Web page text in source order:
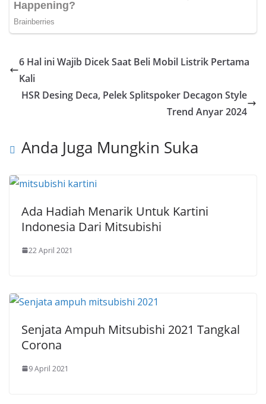
6 Hal ini Wajib Dicek Saat Beli Mobil Listrik Pertama
Kali
HSR Desing Deca, Pelek Splitspoker Decagon Style
Trend Anyar 2024
Anda Juga Mungkin Suka
Ada Hadiah Menarik Untuk Kartini
Indonesia Dari Mitsubishi
22 April 2021
Senjata Ampuh Mitsubishi 2021 Tangkal
Corona
9 April 2021